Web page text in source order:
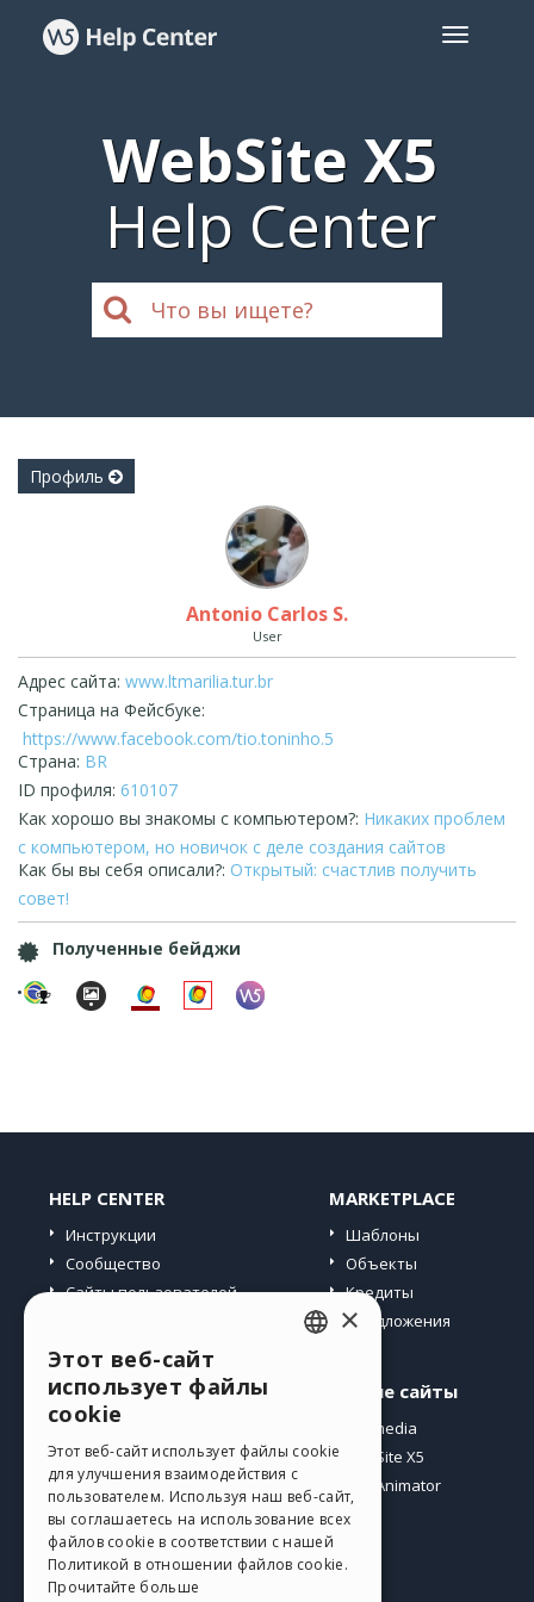
WebSite X5
Help Center
Профиль
Antonio Carlos S.
User
Адрес сайта: www.ltmarilia.tur.br
Страница на Фейсбуке:
https://www.facebook.com/tio.toninho.5
Страна: BR
ID профиля: 610107
Как хорошо вы знакомы с компьютером?: Никаких проблем
с компьютером, но новичок с деле создания сайтов
Как бы вы себя описали?: Открытый: счастлив получить
совет!
Полученные бейджи
HELP CENTER
Инструкции
Сообщество
Сайты пользователей
MARKETPLACE
Шаблоны
Объекты
Кредиты
Предложения
Профиль
Мои посты
Мои лицензии
Загрузить
Веб-хостинг
Мои кредиты
Другие сайты
Incomedia
WebSite X5
WebAnimator
GERMAN
SPANISH
PORTUGUESE
POLISH
×
Этот веб-сайт
использует файлы
cookie
Этот веб-сайт использует файлы cookie
для улучшения взаимодействия с
пользователем. Используя наш веб-сайт,
вы соглашаетесь на использование всех
файлов cookie в соответствии с нашей
Политикой в ​​отношении файлов cookie.
Прочитайте больше